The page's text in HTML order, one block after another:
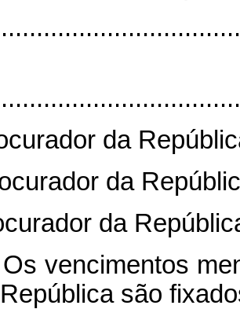
da
da
da
Os vencimentos
são